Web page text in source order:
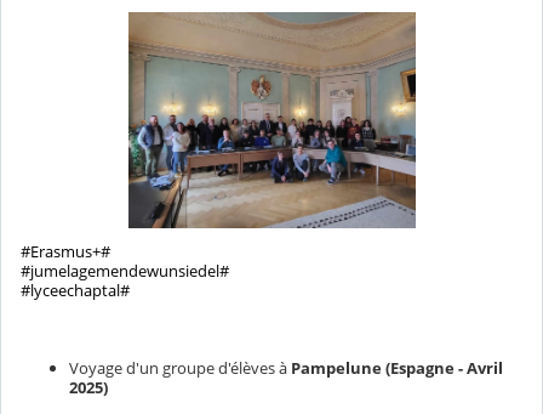
#Erasmus+#
#jumelagemendewunsiedel#
#lyceechaptal#
Voyage d'un groupe d'élèves à Pampelune (Espagne - Avril
2025)